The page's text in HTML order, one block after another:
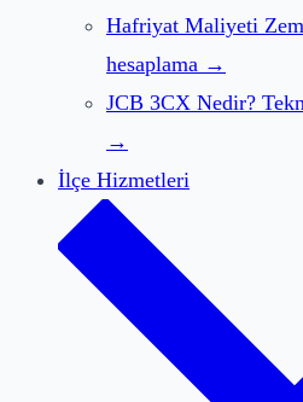
Hafriyat Maliyeti
hesaplama →
JCB 3CX Nedir?
→
İlçe Hizmetleri